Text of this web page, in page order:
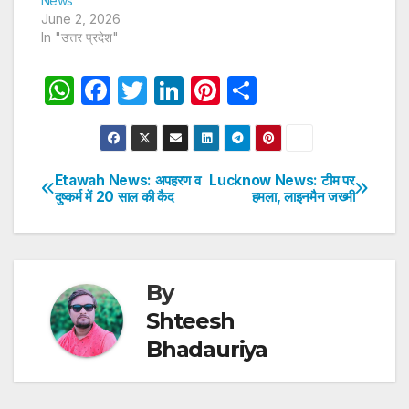
June 2, 2026
In "उत्तर प्रदेश"
W
s
A
p
F
a
c
e
b
o
k
T
w
itt
er
Li
n
k
e
n
Pi
nt
er
e
h
ar
e
Post
navigation
Lucknow News: टीम पर
हमला, लाइनमैन जख्मी
Etawah News: अपहरण व
दुष्कर्म में 20 साल की कैद
By
Shteesh
Bhadauriya